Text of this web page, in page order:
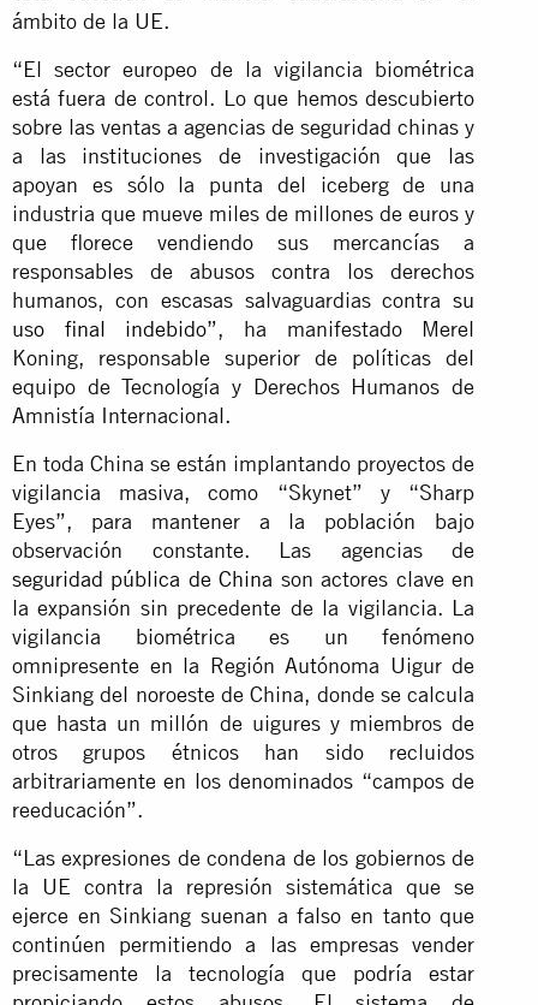
ámbito de la UE.
“El sector europeo de la vigilancia biométrica
está fuera de control. Lo que hemos descubierto
sobre las ventas a agencias de seguridad chinas y
a las instituciones de investigación que las
apoyan es sólo la punta del iceberg de una
industria que mueve miles de millones de euros y
que florece vendiendo sus mercancías a
responsables de abusos contra los derechos
humanos, con escasas salvaguardias contrasu
uso final indebido”, ha manifestado Merel
Koning, responsable superior de políticas del
equipo de Tecnología y Derechos Humanos de
Amnistía Internacional.
En toda China se están implantando proyectos de
vigilancia masiva, como “Skynet” y “Sharp
Eyes”, para mantener a la población bajo
observación constante. Las agencias de
seguridad pública de China son actores clave en
la expansión sin precedente de la vigilancia. La
vigilancia biométrica es un fenómeno
omnipresente en la Región Autónoma Uigur de
Sinkiang del noroeste de China, donde se calcula
que hasta un millón de uigures y miembros de
otros grupos étnicos han sido recluidos
arbitrariamente en los denominados “campos de
reeducación”.
“Las expresiones de condena de los gobiernos de
la UE contra la represión sistemática que se
ejerce en Sinkiang suenan a falso en tanto que
continúen permitiendo a las empresas vender
precisamente la tecnología que podría estar